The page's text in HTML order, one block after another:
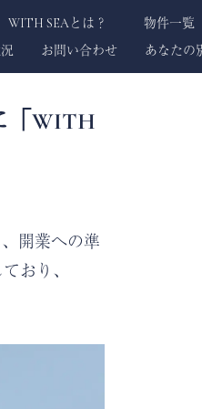
WITH SEAとは？ 物件一覧
お問い合わせ あなたの
「WITH
開業への準
おり、